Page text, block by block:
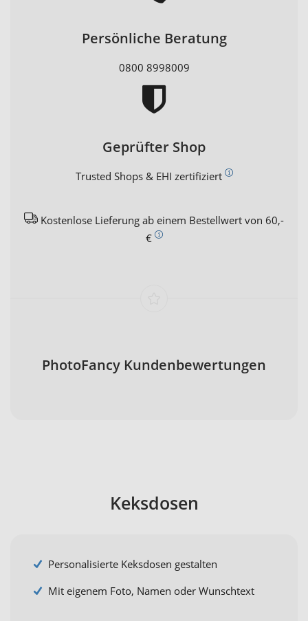
Persönliche Beratung
0800 8998009
Geprüfter Shop
Trusted Shops & EHI zertifiziert
Kostenlose Lieferung ab einem Bestellwert von 60,-
€
PhotoFancy Kundenbewertungen
Keksdosen
Personalisierte Keksdosen gestalten
Mit eigenem Foto, Namen oder Wunschtext